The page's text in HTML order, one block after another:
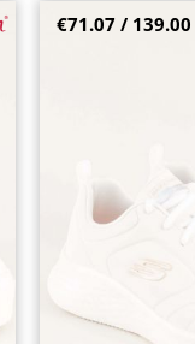
Бели дамски
€71.07 /